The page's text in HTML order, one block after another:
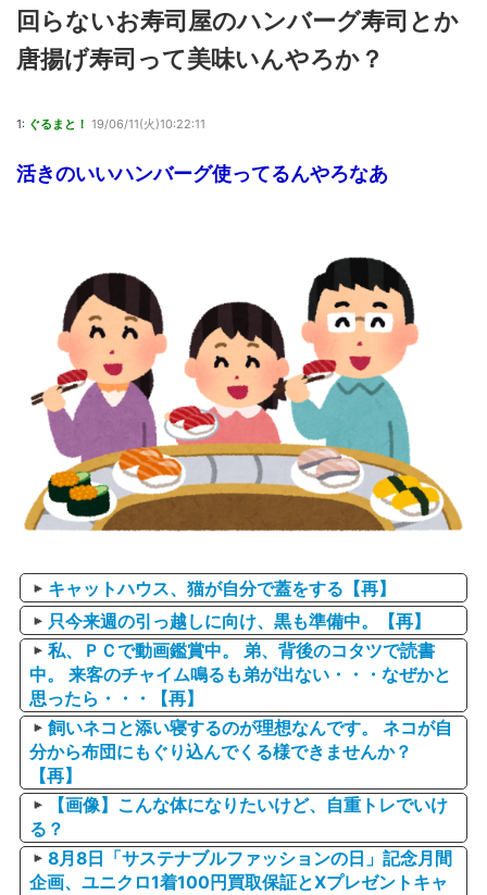
回らないお寿司屋のハンバーグ寿司とか
唐揚げ寿司って美味いんやろか？
1: ぐるまと！ 19/06/11(火)10:22:11
活きのいいハンバーグ使ってるんやろなあ
キャットハウス、猫が自分で蓋をする【再】
只今来週の引っ越しに向け、黒も準備中。【再】
私、ＰＣで動画鑑賞中。 弟、背後のコタツで読書
中。 来客のチャイム鳴るも弟が出ない・・・なぜかと
思ったら・・・【再】
飼いネコと添い寝するのが理想なんです。 ネコが自
分から布団にもぐり込んでくる様できませんか？
【再】
【画像】こんな体になりたいけど、自重トレでいけ
る？
8月8日「サステナブルファッションの日」記念月間
企画、ユニクロ1着100円買取保証とXプレゼントキャ